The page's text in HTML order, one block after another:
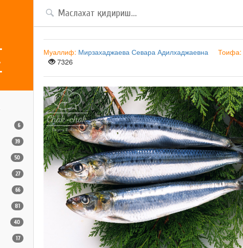
6
39
50
27
66
81
40
17
Муаллиф: Мирзахаджаева Севара Адилхаджаевна Тоифа:
7326